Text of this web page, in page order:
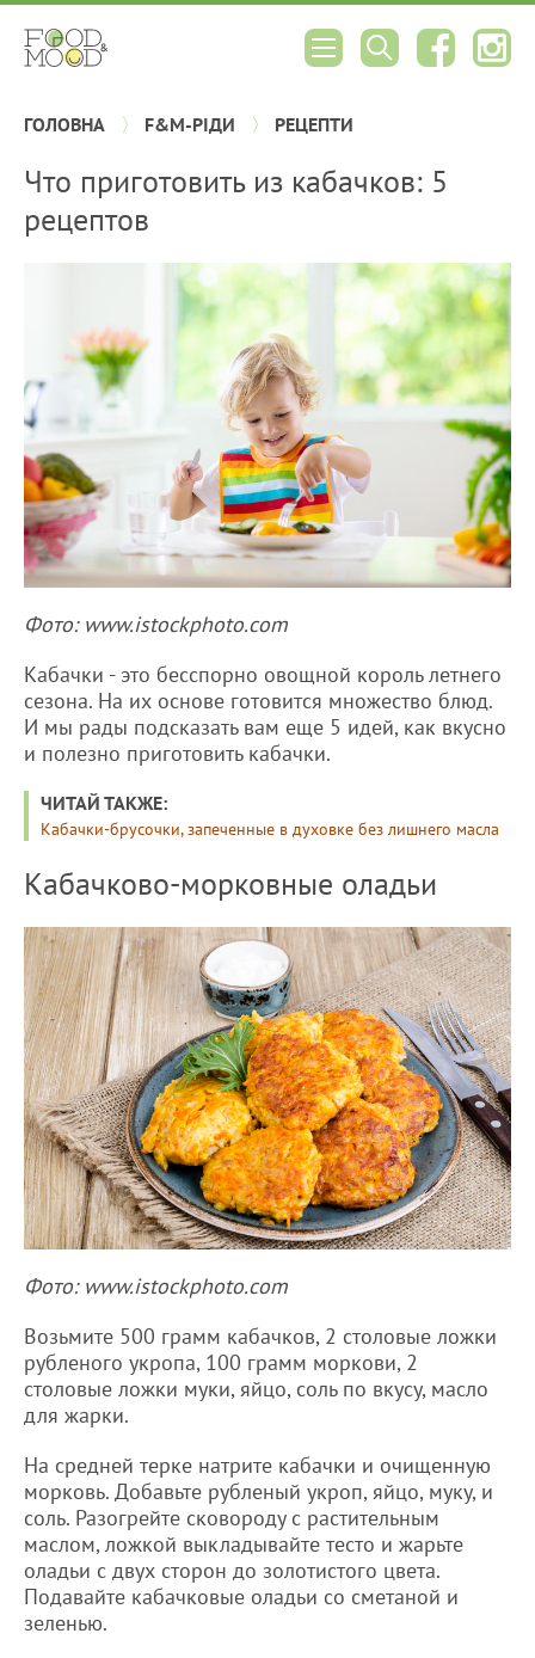
ГОЛОВНА F&M-РІДИ РЕЦЕПТИ
Что приготовить из кабачков: 5
рецептов
Фото: www.istockphoto.com
Кабачки - это бесспорно овощной король летнего
сезона. На их основе готовится множество блюд.
И мы рады подсказать вам еще 5 идей, как вкусно
и полезно приготовить кабачки.
ЧИТАЙ ТАКЖЕ:
Кабачки-брусочки, запеченные в духовке без лишнего масла
Кабачково-морковные оладьи
Фото: www.istockphoto.com
Возьмите 500 грамм кабачков, 2 столовые ложки
рубленого укропа, 100 грамм моркови, 2
столовые ложки муки, яйцо, соль по вкусу, масло
для жарки.
На средней терке натрите кабачки и очищенную
морковь. Добавьте рубленый укроп, яйцо, муку, и
соль. Разогрейте сковороду с растительным
маслом, ложкой выкладывайте тесто и жарьте
оладьи с двух сторон до золотистого цвета.
Подавайте кабачковые оладьи со сметаной и
зеленью.